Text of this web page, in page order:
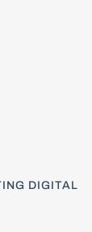
DIGITAL